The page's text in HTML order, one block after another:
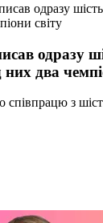
одразу
світу
одразу
них два
співпрацю з